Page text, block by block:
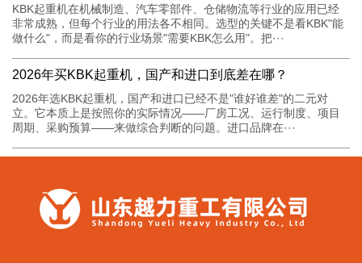
KBK起重机在机械制造、汽车零部件、仓储物流等行业的应用已经
非常成熟，但每个行业的用法各不相同。选型的关键不是看KBK"能
做什么"，而是看你的行业场景"需要KBK怎么用"。把···
2026年买KBK起重机，国产和进口到底差在哪？
2026年选KBK起重机，国产和进口已经不是"谁好谁差"的二元对
立。它本质上是按照你的实际情况——厂房工况、运行制度、项目
周期、采购预算——来做综合判断的问题。进口品牌在···